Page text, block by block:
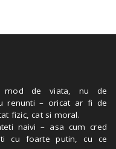
mod de viata, nu de
renunti – oricat ar fi de
fizic, cat si moral.
naivi – asa cum cred
cu foarte putin, cu ce